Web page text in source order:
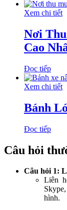
Xem chi tiết
Nơi
Cao
Đọc tiếp
Xem chi tiết
Bánh
Đọc tiếp
Câu hỏi
Câu hỏi 1:
Liên
hình.